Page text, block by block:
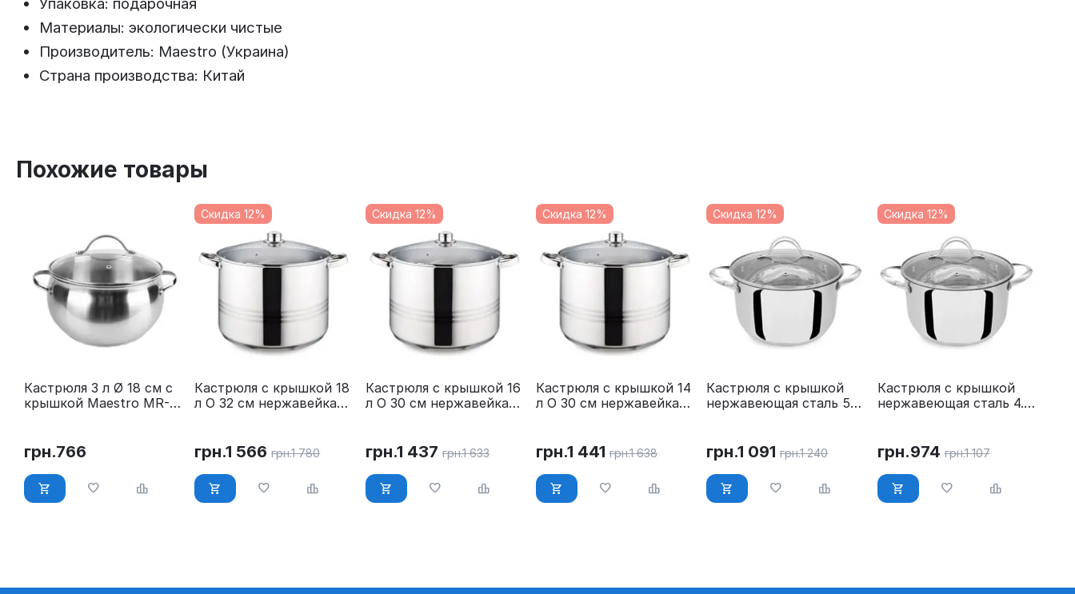
Материалы: экологически чистые
Производитель: Maestro (Украина)
Страна производства: Китай
Похожие товары
Кастрюля 3 л Ø 18 см с
крышкой Maestro MR-
грн.766
Скидка 12%
Кастрюля с крышкой 18
л O 32 см нержавейка
грн.1 566 грн.1 780
Скидка 12%
Кастрюля с крышкой 16
л O 30 см нержавейка
грн.1 437 грн.1 633
Скидка 12%
Кастрюля с крышкой 14
л O 30 см нержавейка
грн.1 441 грн.1 638
Скидка 12%
Кастрюля с крышкой
нержавеющая сталь 5.8
грн.1 091 грн.1 240
Скидка 12%
Кастрюля с крышкой
нержавеющая сталь 4.5
грн.974 грн.1 107